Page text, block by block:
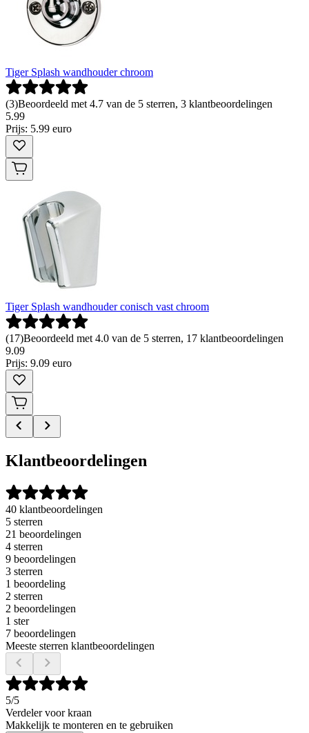
Tiger Splash wandhouder chroom
(3)Beoordeeld met 4.7 van de 5 sterren, 3 klantbeoordelingen
5.99
Prijs: 5.99 euro
Tiger Splash wandhouder conisch vast chroom
(17)Beoordeeld met 4.0 van de 5 sterren, 17 klantbeoordelingen
9.09
Prijs: 9.09 euro
Klantbeoordelingen
40 klantbeoordelingen
5 sterren
21 beoordelingen
4 sterren
9 beoordelingen
3 sterren
1 beoordeling
2 sterren
2 beoordelingen
1 ster
7 beoordelingen
Meeste sterren klantbeoordelingen
5/5
Verdeler voor kraan
Makkelijk te monteren en te gebruiken